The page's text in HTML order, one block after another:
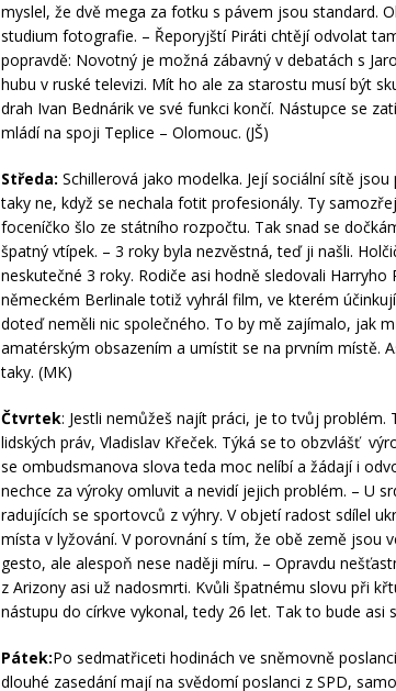
myslel, že dvě mega za fotku s pávem jsou standard.
studium fotografie. – Řeporyjští Piráti chtějí odvolat
popravdě: Novotný je možná zábavný v debatách s
hubu v ruské televizi. Mít ho ale za starostu musí být
drah Ivan Bednárik ve své funkci končí. Nástupce se
mládí na spoji Teplice – Olomouc. (JŠ)
Středa: Schillerová jako modelka. Její sociální sítě
taky ne, když se nechala fotit profesionály. Ty
foceníčko šlo ze státního rozpočtu. Tak snad se
špatný vtípek. – 3 roky byla nezvěstná, teď ji našli.
neskutečné 3 roky. Rodiče asi hodně sledovali
německém Berlinale totiž vyhrál film, ve kterém
doteď neměli nic společného. To by mě zajímalo, jak
amatérským obsazením a umístit se na prvním místě.
taky. (MK)
Čtvrtek: Jestli nemůžeš najít práci, je to tvůj problém.
lidských práv, Vladislav Křeček. Týká se to obzvlášť
se ombudsmanova slova teda moc nelíbí a žádají i
nechce za výroky omluvit a nevidí jejich problém. – U
radujících se sportovců z výhry. V objetí radost sdílel
místa v lyžování. V porovnání s tím, že obě země jsou
gesto, ale alespoň nese naději míru. – Opravdu
z Arizony asi už nadosmrti. Kvůli špatnému slovu při
nástupu do církve vykonal, tedy 26 let. Tak to bude asi
Pátek:Po sedmatřiceti hodinách ve sněmovně
dlouhé zasedání mají na svědomí poslanci z SPD,